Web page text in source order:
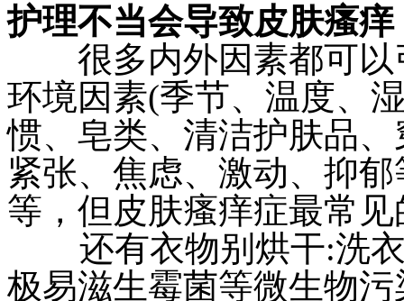
护理不当会导致皮肤瘙痒
很多内外因素都可以
环境因素(季节、温度、
惯、皂类、清洁护肤品
紧张、焦虑、激动、抑
等，但皮肤瘙痒症最常
还有衣物别烘干:洗衣
极易滋生霉菌等微生物